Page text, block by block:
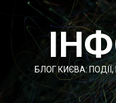
Перейти
БЛОГ КИЄВА: